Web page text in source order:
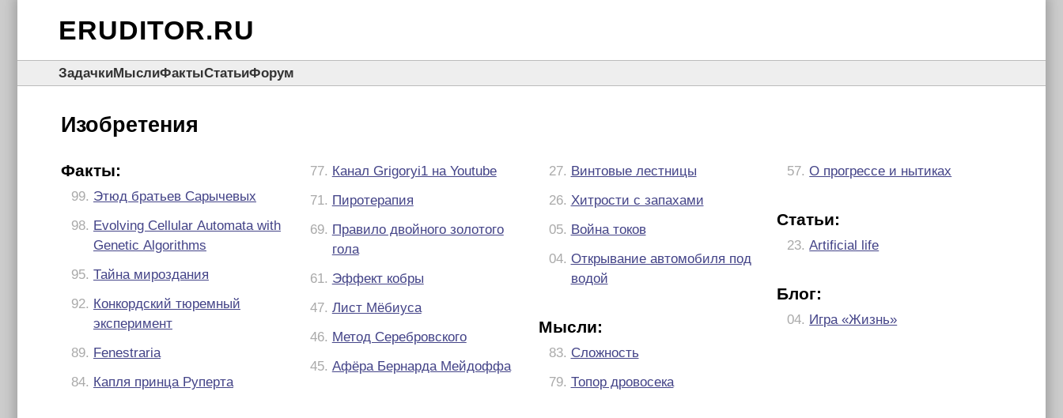
ERUDITOR.RU
ЗадачкиМыслиФактыСтатьиФорум
Изобретения
Факты:
99. Этюд братьев Сарычевых
98. Evolving Cellular Automata with
Genetic Algorithms
95. Тайна мироздания
92. Конкордский тюремный
эксперимент
89. Fenestraria
84. Капля принца Руперта
77. Канал Grigoryi1 на Youtube
71. Пиротерапия
69. Правило двойного золотого
гола
61. Эффект кобры
47. Лист Мёбиуса
46. Метод Серебровского
45. Афёра Бернарда Мейдоффа
27. Винтовые лестницы
26. Хитрости с запахами
05. Война токов
04. Открывание автомобиля под
водой
Мысли:
83. Сложность
79. Топор дровосека
57. О прогрессе и нытиках
Статьи:
23. Artificial life
Блог:
04. Игра «Жизнь»